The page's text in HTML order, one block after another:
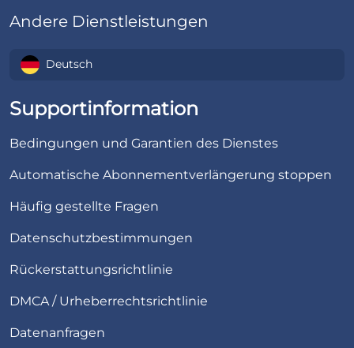
Andere Dienstleistungen
Deutsch
Supportinformation
Bedingungen und Garantien des Dienstes
Automatische Abonnementverlängerung stoppen
Häufig gestellte Fragen
Datenschutzbestimmungen
Rückerstattungsrichtlinie
DMCA / Urheberrechtsrichtlinie
Datenanfragen